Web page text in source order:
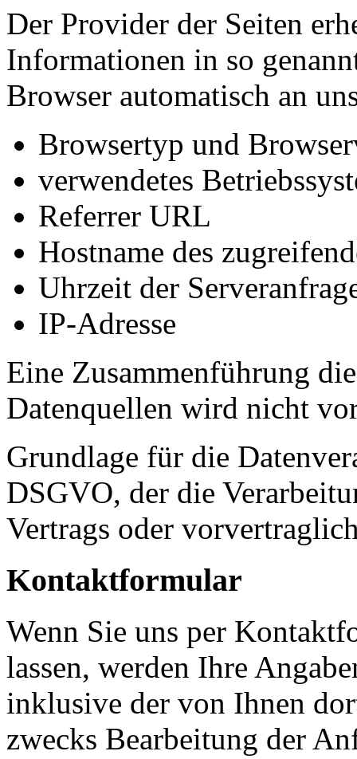
Der Provider der Seiten
Informationen in so
Browser automatisch an
Browsertyp und
verwendetes
Referrer URL
Hostname des
Uhrzeit der
IP-Adresse
Eine Zusammenführung
Datenquellen wird nicht
Grundlage für die
DSGVO, der die
Vertrags oder
Kontaktformular
Wenn Sie uns per
lassen, werden Ihre
inklusive der von Ihnen
zwecks Bearbeitung der